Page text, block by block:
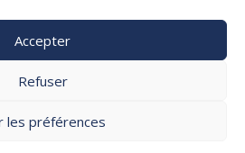
Accepter
Refuser
les préférences
Politique de confidentialité